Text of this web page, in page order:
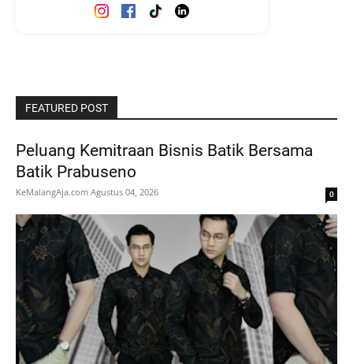
FEATURED POST
Peluang Kemitraan Bisnis Batik Bersama
Batik Prabuseno
KeMalangAja.com Agustus 04, 2026 0